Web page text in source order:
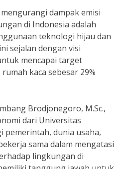
dampak emisi
di Indonesia adalah
teknologi hijau dan
sejalan dengan visi
mencapai target
kaca sebesar 29%
Brodjonegoro, M.Sc.,
dari Universitas
pemerintah, dunia usaha,
sama dalam mengatasi
lingkungan di